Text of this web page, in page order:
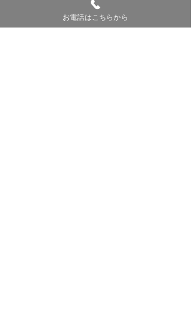
お電話はこちらから